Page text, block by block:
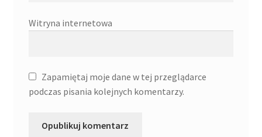
Witryna internetowa
Zapamiętaj moje dane w tej przeglądarce
podczas pisania kolejnych komentarzy.